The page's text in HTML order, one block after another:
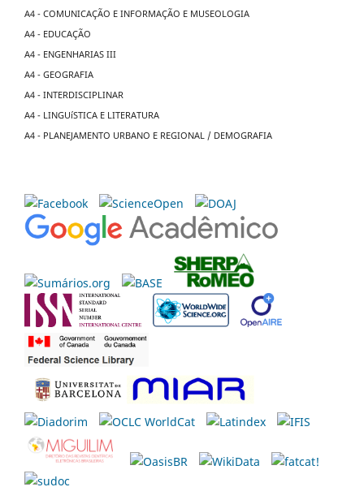
A4 - COMUNICAÇÃO E INFORMAÇÃO E MUSEOLOGIA
A4 - EDUCAÇÃO
A4 - ENGENHARIAS III
A4 - GEOGRAFIA
A4 - INTERDISCIPLINAR
A4 - LINGUíSTICA E LITERATURA
A4 - PLANEJAMENTO URBANO E REGIONAL / DEMOGRAFIA